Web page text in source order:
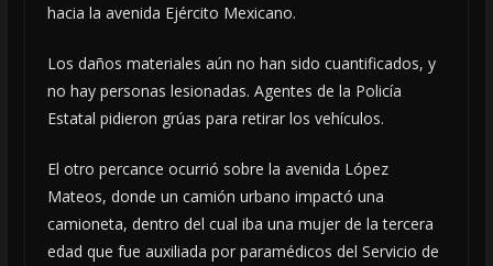
hacia la avenida Ejército Mexicano.
Los daños materiales aún no han sido cuantificados, y
no hay personas lesionadas. Agentes de la Policía
Estatal pidieron grúas para retirar los vehículos.
El otro percance ocurrió sobre la avenida López
Mateos, donde un camión urbano impactó una
camioneta, dentro del cual iba una mujer de la tercera
edad que fue auxiliada por paramédicos del Servicio de